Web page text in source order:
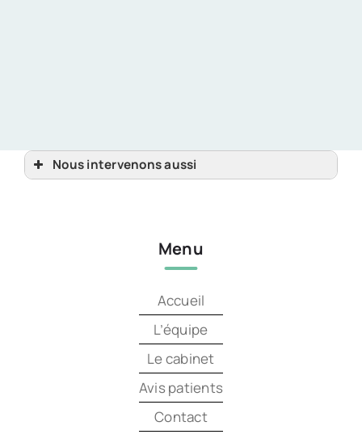
Nous intervenons aussi
implants dentaires Trébeurden, Paimpol
implants dentaires Trégastel, Penvénan
Menu
Accueil
L’équipe
Le cabinet
Avis patients
Contact